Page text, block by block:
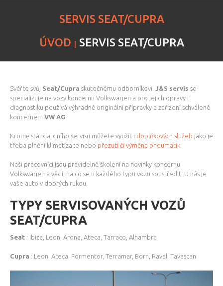
SERVIS SEAT/CUPRA
ÚVOD
SERVIS SEAT/CUPRA
Svěřte svůj Seat/Cupra skutečnému odborníkovi. J&S servis se
specializuje na vozy koncernu Volkswagen a pro jejich opravy i
diagnostiku používá výhradně originální přípravky a zařízení schválené
koncernem VW AG
Kromě standardního servisu můžete využít i doplňkových služeb jako je
třeba plnění klimatizace nebo přezutí či výměna pneumatik
Naši pracovníci jsou pravidelně školení na novinky koncernu
Volkswagen a vědí, na co se u každého typu vozu soustředit. U nás je
vaše auto v dobrých rukou.
TYPY SERVISOVANÝCH VOZŮ
SEAT/CUPRA
Seat : Ibiza, Leon, Arona, Ateca, Tarraco, Alhambra
Cupra : Leon, Ateca, Formentor, Terramar, Born, Raval, Tavascan